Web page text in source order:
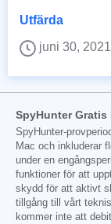
Utfärda
juni 30, 2021
SpyHunter
SpyHunter-
Mac och inkluderar
under en
funktioner för att
skydd för att aktivt
tillgång till vårt
kommer inte att